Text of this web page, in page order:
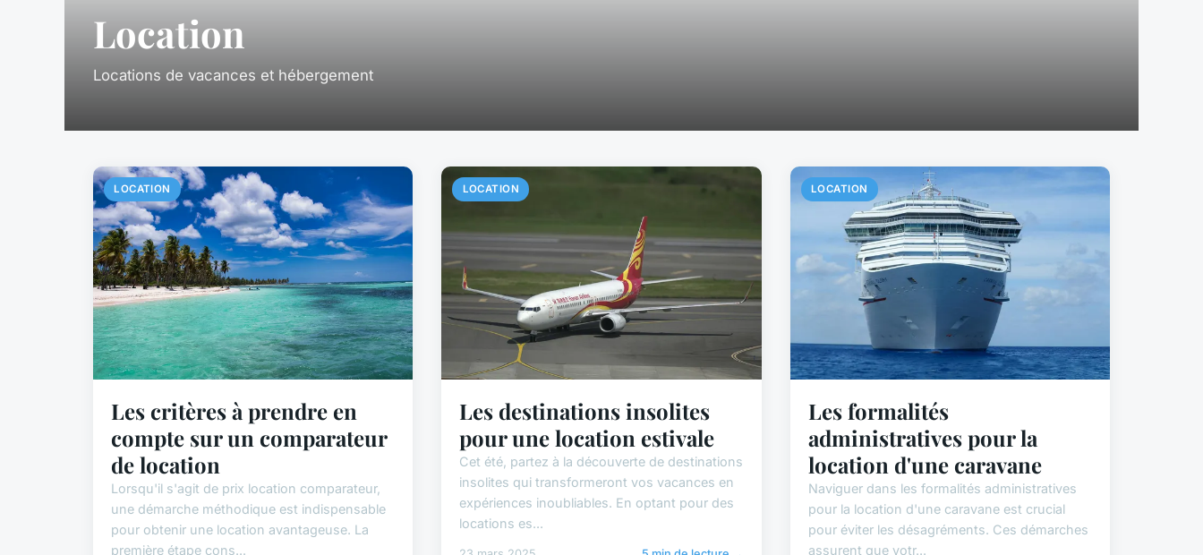
Location
Locations de vacances et hébergement
LOCATION
Les critères à prendre en
compte sur un comparateur
de location
Lorsqu'il s'agit de prix location comparateur,
une démarche méthodique est indispensable
pour obtenir une location avantageuse. La
première étape cons...
LOCATION
Les destinations insolites
pour une location estivale
Cet été, partez à la découverte de destinations
insolites qui transformeront vos vacances en
expériences inoubliables. En optant pour des
locations es...
LOCATION
Les formalités
administratives pour la
location d'une caravane
Naviguer dans les formalités administratives
pour la location d'une caravane est crucial
pour éviter les désagréments. Ces démarches
assurent que votr...